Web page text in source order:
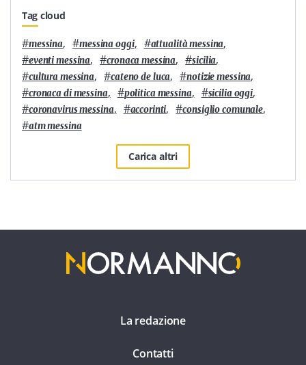
Tag cloud
#messina, #messina oggi, #attualità messina,
#eventi messina, #cronaca messina, #sicilia,
#cultura messina, #cateno de luca, #notizie messina,
#cronaca di messina, #politica messina, #sicilia oggi,
#coronavirus messina, #accorinti, #consiglio comunale,
#atm messina
Carica altri
La redazione
Contatti